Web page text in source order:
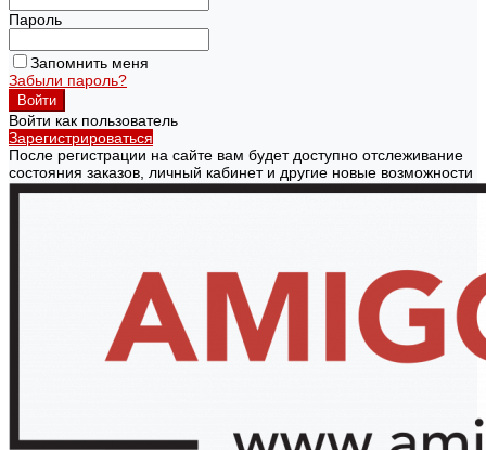
Пароль
Запомнить меня
Забыли пароль?
Войти как пользователь
Зарегистрироваться
После регистрации на сайте вам будет доступно отслеживание
состояния заказов, личный кабинет и другие новые возможности